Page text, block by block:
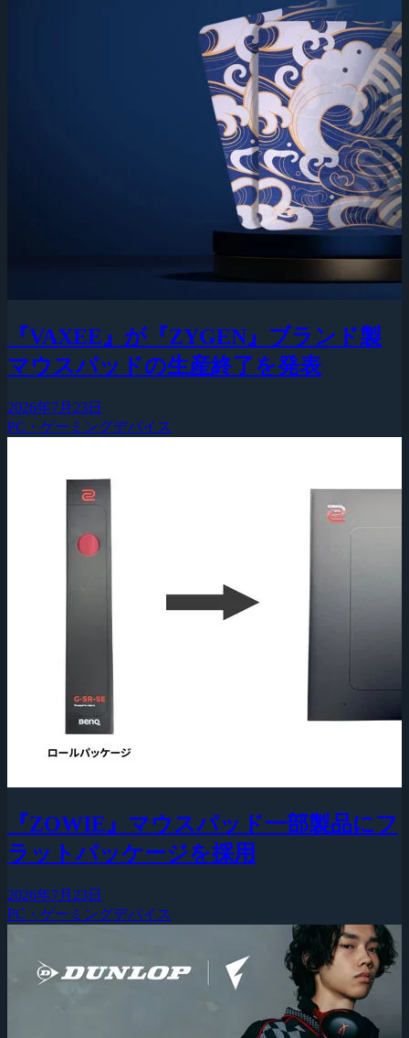
『VAXEE』が『ZYGEN』ブランド製
マウスパッドの生産終了を発表
2026年7月23日
PC・ゲーミングデバイス
『ZOWIE』マウスパッド一部製品にフ
ラットパッケージを採用
2026年7月23日
PC・ゲーミングデバイス